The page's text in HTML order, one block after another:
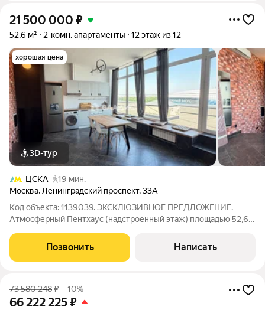
21 500 000 ₽
52,6 м² 2-комн. апартаменты 12 этаж из 12
хорошая цена
3D-тур
ЦСКА
19 мин.
Москва, Ленинградский проспект,33А
Код объекта: 1139039. ЭКСКЛЮЗИВНОЕ ПРЕДЛОЖЕНИЕ.
Атмосферный Пентхаус (надстроенный этаж) площадью 52,6
предложение как для собственного использования, так и в
качестве сдачи в аренду.
Позвонить Написать
73 580 248₽ –10%
66 222 225₽